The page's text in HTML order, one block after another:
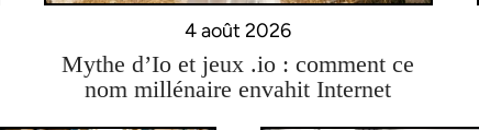
4 août 2026
Mythe d’Io et jeux .io : comment ce
nom millénaire envahit Internet